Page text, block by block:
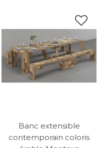
Banc extensible
contemporain coloris